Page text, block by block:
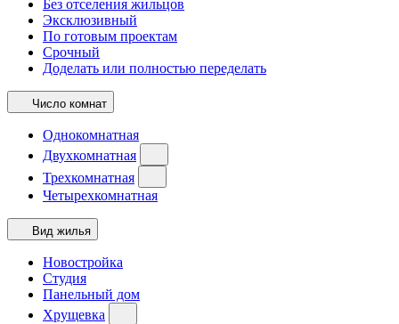
Без отселения жильцов
Эксклюзивный
По готовым проектам
Срочный
Доделать или полностью переделать
Число комнат
Однокомнатная
Двухкомнатная
Трехкомнатная
Четырехкомнатная
Вид жилья
Новостройка
Студия
Панельный дом
Хрущевка